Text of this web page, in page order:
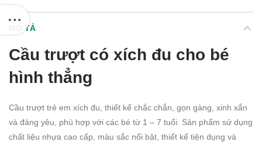
MÔ TẢ
Cầu trượt có xích đu cho bé
hình thẳng
Cầu trượt trẻ em xích đu, thiết kế chắc chắn, gọn gàng, xinh xắn
và đáng yêu, phù hợp với các bé từ 1 – 7 tuổi. Sản phẩm sử dụng
chất liệu nhựa cao cấp, màu sắc nổi bật, thiết kế tiện dụng và